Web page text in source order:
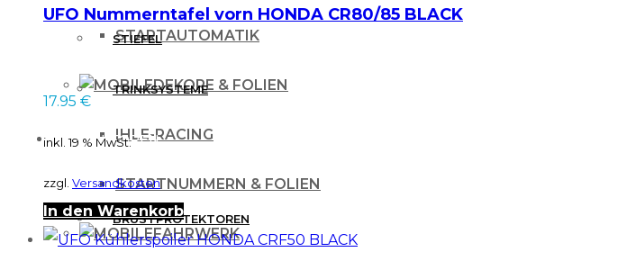
STARTAUTOMATIK
DEKORE & FOLIEN
IHLE-RACING
STARTNUMMERN & FOLIEN
FAHRWERK
STIEFEL
TRINKSYSTEME
PROTEKTOREN
BRUSTPROTEKTOREN
UFO Nummerntafel vorn HONDA CR80/85 BLACK
17.95 €
inkl. 19 % MwSt.
zzgl. Versandkosten
In den Warenkorb